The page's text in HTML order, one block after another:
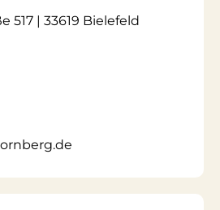
517 | 33619 Bielefeld